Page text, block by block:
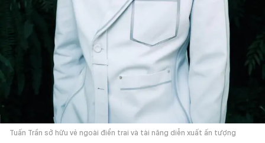
Tuấn Trần sở hữu vẻ ngoài điển trai và tài năng diễn xuất ấn tượng